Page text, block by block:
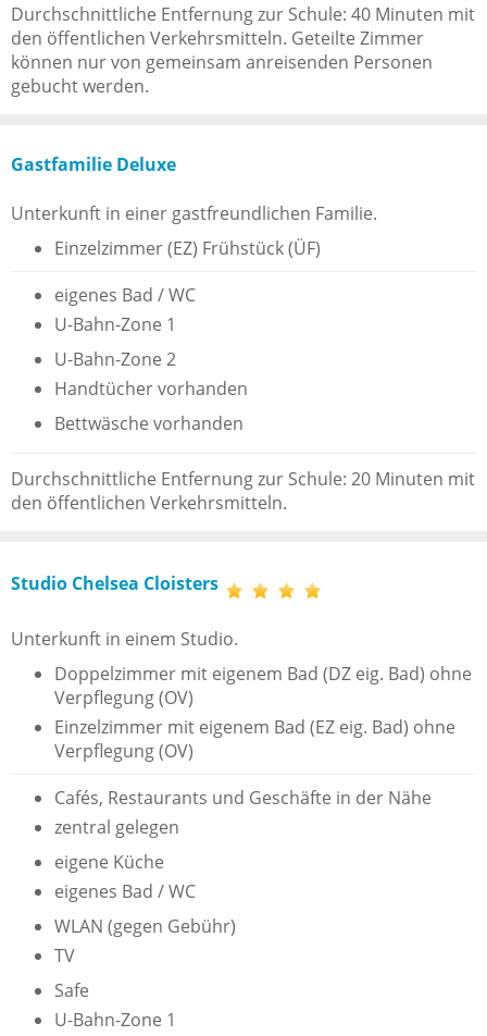
Durchschnittliche Entfernung zur Schule: 40 Minuten mit
den öffentlichen Verkehrsmitteln. Geteilte Zimmer
können nur von gemeinsam anreisenden Personen
gebucht werden.
Gastfamilie Deluxe
Unterkunft in einer gastfreundlichen Familie.
Einzelzimmer (EZ) Frühstück (ÜF)
eigenes Bad / WC
U-Bahn-Zone 1
U-Bahn-Zone 2
Handtücher vorhanden
Bettwäsche vorhanden
Durchschnittliche Entfernung zur Schule: 20 Minuten mit
den öffentlichen Verkehrsmitteln.
Studio Chelsea Cloisters
Unterkunft in einem Studio.
Doppelzimmer mit eigenem Bad (DZ eig. Bad) ohne
Verpflegung (OV)
Einzelzimmer mit eigenem Bad (EZ eig. Bad) ohne
Verpflegung (OV)
Cafés, Restaurants und Geschäfte in der Nähe
zentral gelegen
eigene Küche
eigenes Bad / WC
WLAN (gegen Gebühr)
TV
Safe
U-Bahn-Zone 1